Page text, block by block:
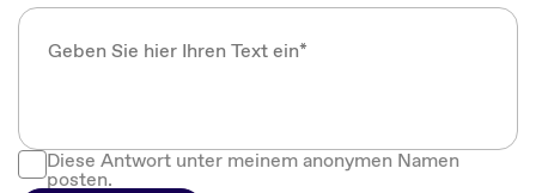
Diese Antwort unter meinem anonymen Namen
posten.